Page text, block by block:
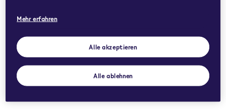
Mehr erfahren
Alle akzeptieren
Alle ablehnen